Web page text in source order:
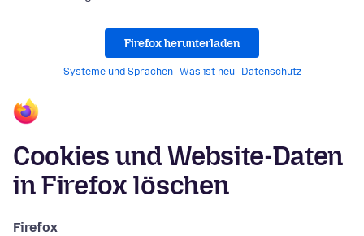
Firefox herunterladen
Systeme und Sprachen Was ist neu Datenschutz
Cookies und Website-Daten
in Firefox löschen
Firefox